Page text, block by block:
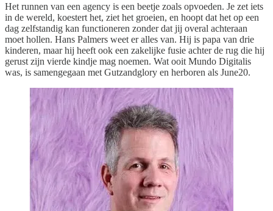
Het runnen van een agency is een beetje zoals opvoeden. Je zet iets
in de wereld, koestert het, ziet het groeien, en hoopt dat het op een
dag zelfstandig kan functioneren zonder dat jij overal achteraan
moet hollen. Hans Palmers weet er alles van. Hij is papa van drie
kinderen, maar hij heeft ook een zakelijke fusie achter de rug die hij
gerust zijn vierde kindje mag noemen. Wat ooit Mundo Digitalis
was, is samengegaan met Gutzandglory en herboren als June20.